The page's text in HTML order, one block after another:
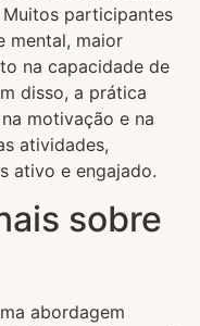
participantes
mental, maior
na capacidade de
disso, a prática
motivação e na
atividades,
ativo e engajado.
sobre
abordagem